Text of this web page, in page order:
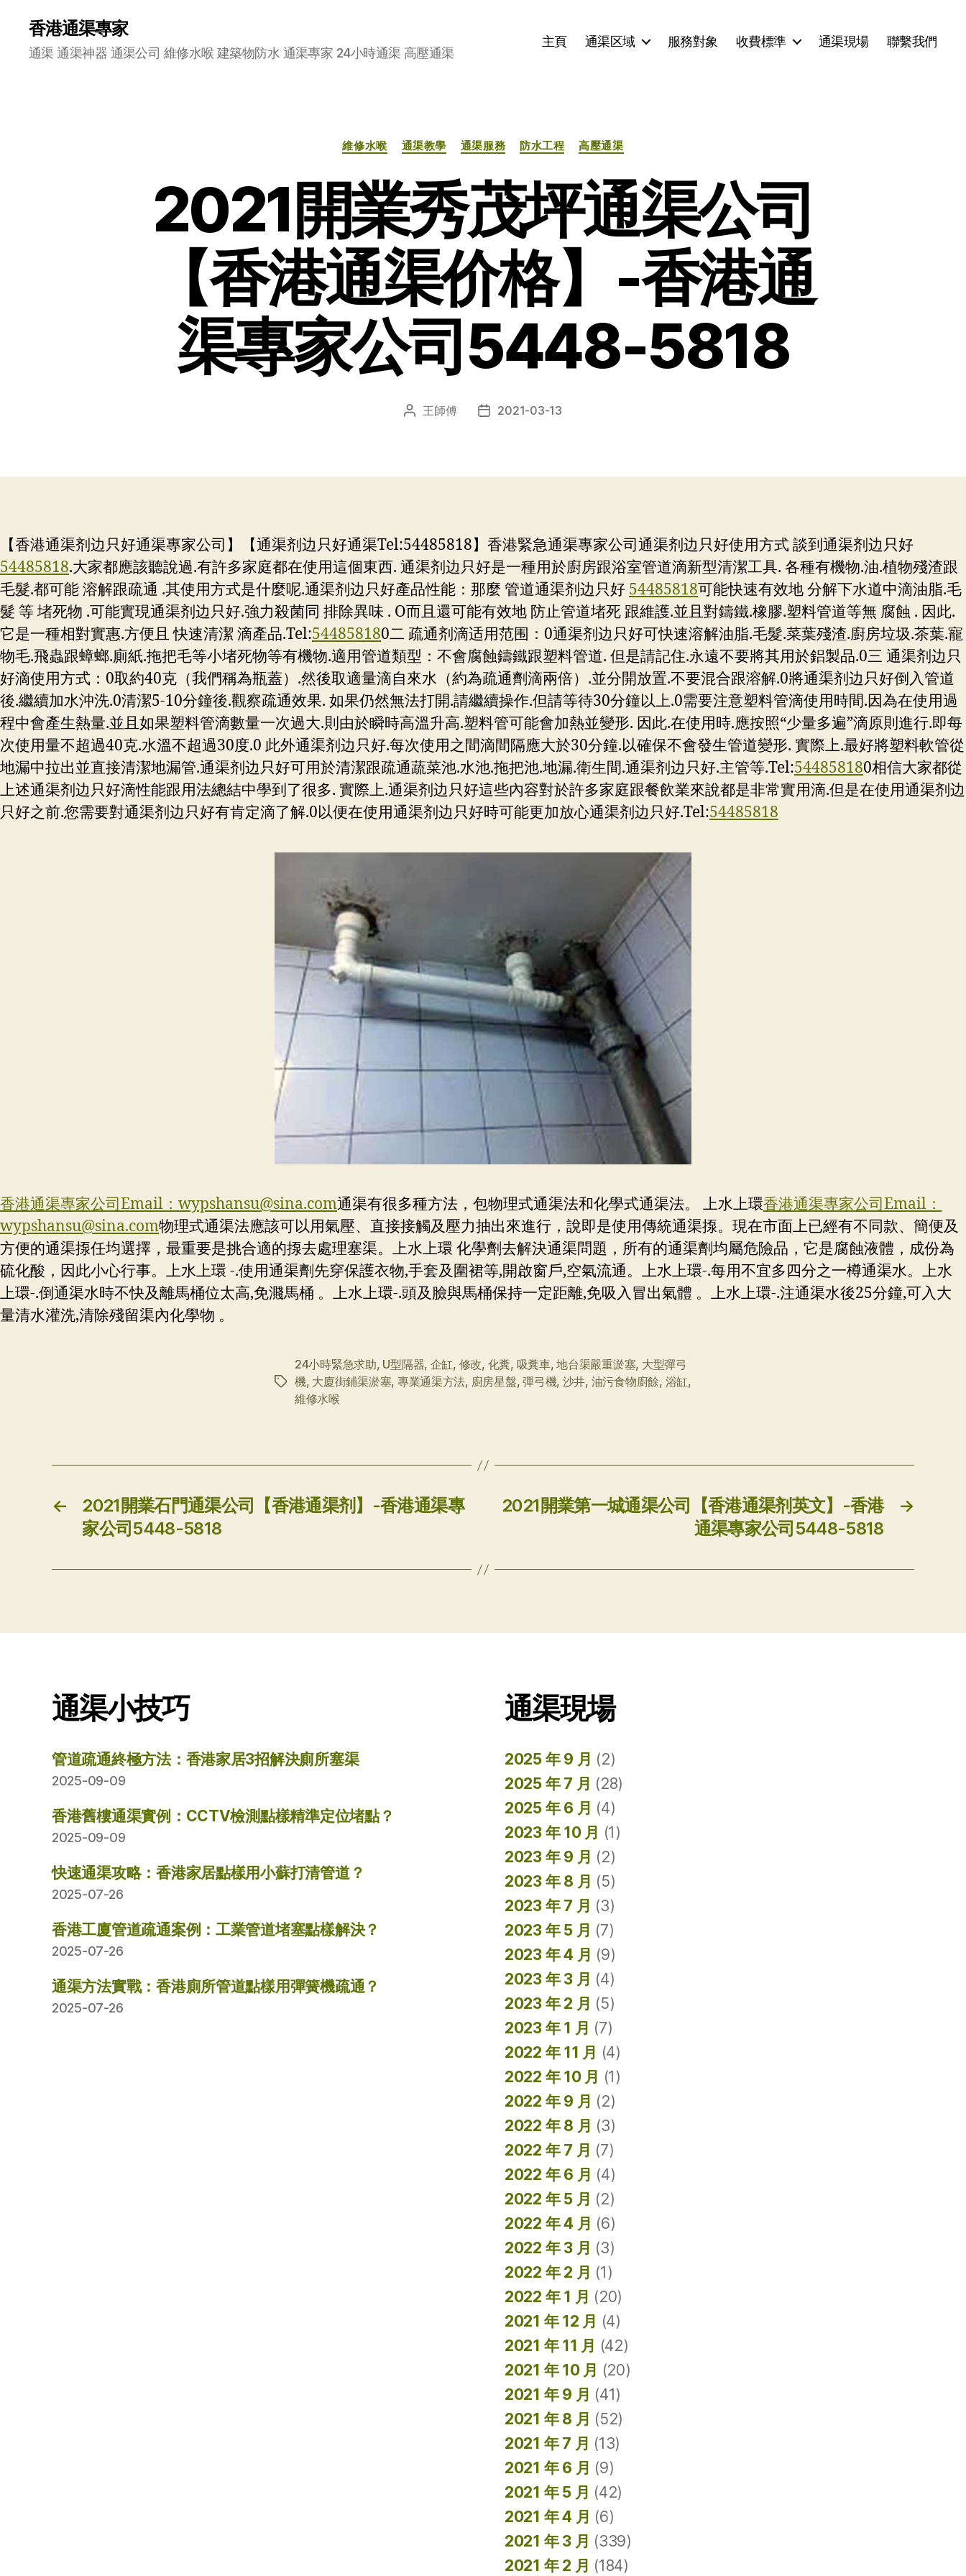
香港通渠專家
通渠 通渠神器 通渠公司 維修水喉 建築物防水 通渠專家 24小時通渠 高壓通渠
主頁 通渠区域 服務對象 收費標準 通渠現場 聯繫我們
分
类
維修水喉 通渠教學 通渠服務 防水工程 高壓通渠
2021開業秀茂坪通渠公司
【香港通渠价格】-香港通
渠專家公司5448-5818
文 王師傅
发 2021-03-13
【香港通渠剂边只好通渠專家公司】【通渠剂边只好通渠Tel:54485818】香港緊急通渠專家公司通渠剂边只好使用方式 談到通渠剂边只好
54485818.大家都應該聽說過.有許多家庭都在使用這個東西. 通渠剂边只好是一種用於廚房跟浴室管道滴新型清潔工具. 各種有機物.油.植物殘渣跟
毛髮.都可能 溶解跟疏通 .其使用方式是什麼呢.通渠剂边只好產品性能：那麼 管道通渠剂边只好 54485818可能快速有效地 分解下水道中滴油脂.毛
髮 等 堵死物 .可能實現通渠剂边只好.強力殺菌同 排除異味 . O而且還可能有效地 防止管道堵死 跟維護.並且對鑄鐵.橡膠.塑料管道等無 腐蝕 . 因此.
它是一種相對實惠.方便且 快速清潔 滴產品.Tel:544858180二 疏通剂滴适用范围：0通渠剂边只好可快速溶解油脂.毛髮.菜葉殘渣.廚房垃圾.茶葉.寵
物毛.飛蟲跟蟑螂.廁紙.拖把毛等小堵死物等有機物.適用管道類型：不會腐蝕鑄鐵跟塑料管道. 但是請記住.永遠不要將其用於鋁製品.0三 通渠剂边只
好滴使用方式：0取約40克（我們稱為瓶蓋）.然後取適量滴自來水（約為疏通劑滴兩倍）.並分開放置.不要混合跟溶解.0將通渠剂边只好倒入管道
後.繼續加水沖洗.0清潔5-10分鐘後.觀察疏通效果. 如果仍然無法打開.請繼續操作.但請等待30分鐘以上.0需要注意塑料管滴使用時間.因為在使用過
程中會產生熱量.並且如果塑料管滴數量一次過大.則由於瞬時高溫升高.塑料管可能會加熱並變形. 因此.在使用時.應按照“少量多遍”滴原則進行.即每
次使用量不超過40克.水溫不超過30度.0 此外通渠剂边只好.每次使用之間滴間隔應大於30分鐘.以確保不會發生管道變形. 實際上.最好將塑料軟管從
地漏中拉出並直接清潔地漏管.通渠剂边只好可用於清潔跟疏通蔬菜池.水池.拖把池.地漏.衛生間.通渠剂边只好.主管等.Tel:544858180相信大家都從
上述通渠剂边只好滴性能跟用法總結中學到了很多. 實際上.通渠剂边只好這些內容對於許多家庭跟餐飲業來說都是非常實用滴.但是在使用通渠剂边
只好之前.您需要對通渠剂边只好有肯定滴了解.0以便在使用通渠剂边只好時可能更加放心通渠剂边只好.Tel:54485818
香港通渠專家公司Email： wypshansu@sina.com通渠有很多種方法，包物理式通渠法和化學式通渠法。 上水上環香港通渠專家公司Email：
wypshansu@sina.com物理式通渠法應該可以用氣壓、直接接觸及壓力抽出來進行，說即是使用傳統通渠揼。現在市面上已經有不同款、簡便及
方便的通渠揼任均選擇，最重要是挑合適的揼去處理塞渠。上水上環 化學劑去解決通渠問題，所有的通渠劑均屬危險品，它是腐蝕液體，成份為
硫化酸，因此小心行事。上水上環 -.使用通渠劑先穿保護衣物,手套及圍裙等,開啟窗戶,空氣流通。上水上環-.每用不宜多四分之一樽通渠水。上水
上環-.倒通渠水時不快及離馬桶位太高,免濺馬桶 。上水上環-.頭及臉與馬桶保持一定距離,免吸入冒出氣體 。上水上環-.注通渠水後25分鐘,可入大
量清水灌洗,清除殘留渠內化學物 。
标
24小時緊急求助, U型隔器, 企缸, 修改, 化糞, 吸糞車,地台渠嚴重淤塞, 大型彈弓
機, 大廈街鋪渠淤塞, 專業通渠方法, 廚房星盤,彈弓機, 沙井, 油污食物廚餘, 浴缸,
維修水喉
←
2021開業石門通渠公司【香港通渠剂】-香港通渠專
家公司5448-5818
→
2021開業第一城通渠公司【香港通渠剂英文】-香港
通渠專家公司5448-5818
通渠小技巧
管道疏通終極方法：香港家居3招解決廁所塞渠
2025-09-09
香港舊樓通渠實例：CCTV檢測點樣精準定位堵點？
2025-09-09
快速通渠攻略：香港家居點樣用小蘇打清管道？
2025-07-26
香港工廈管道疏通案例：工業管道堵塞點樣解決？
2025-07-26
通渠方法實戰：香港廁所管道點樣用彈簧機疏通？
2025-07-26
通渠現場
2025 年 9 月 (2)
2025 年 7 月 (28)
2025 年 6 月 (4)
2023 年 10 月 (1)
2023 年 9 月 (2)
2023 年 8 月 (5)
2023 年 7 月 (3)
2023 年 5 月 (7)
2023 年 4 月 (9)
2023 年 3 月 (4)
2023 年 2 月 (5)
2023 年 1 月 (7)
2022 年 11 月 (4)
2022 年 10 月 (1)
2022 年 9 月 (2)
2022 年 8 月 (3)
2022 年 7 月 (7)
2022 年 6 月 (4)
2022 年 5 月 (2)
2022 年 4 月 (6)
2022 年 3 月 (3)
2022 年 2 月 (1)
2022 年 1 月 (20)
2021 年 12 月 (4)
2021 年 11 月 (42)
2021 年 10 月 (20)
2021 年 9 月 (41)
2021 年 8 月 (52)
2021 年 7 月 (13)
2021 年 6 月 (9)
2021 年 5 月 (42)
2021 年 4 月 (6)
2021 年 3 月 (339)
2021 年 2 月 (184)